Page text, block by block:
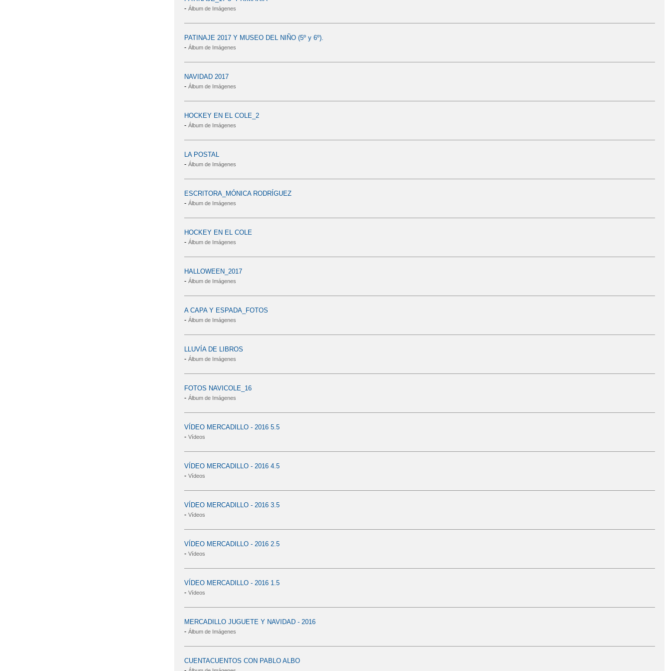
- Álbum de Imágenes
PATINAJE 2017 Y MUSEO DEL NIÑO (5º y 6º).
- Álbum de Imágenes
NAVIDAD 2017
- Álbum de Imágenes
HOCKEY EN EL COLE_2
- Álbum de Imágenes
LA POSTAL
- Álbum de Imágenes
ESCRITORA_MÓNICA RODRÍGUEZ
- Álbum de Imágenes
HOCKEY EN EL COLE
- Álbum de Imágenes
HALLOWEEN_2017
- Álbum de Imágenes
A CAPA Y ESPADA_FOTOS
- Álbum de Imágenes
LLUVÍA DE LIBROS
- Álbum de Imágenes
FOTOS NAVICOLE_16
- Álbum de Imágenes
VÍDEO MERCADILLO - 2016 5.5
- Vídeos
VÍDEO MERCADILLO - 2016 4.5
- Vídeos
VÍDEO MERCADILLO - 2016 3.5
- Vídeos
VÍDEO MERCADILLO - 2016 2.5
- Vídeos
VÍDEO MERCADILLO - 2016 1.5
- Vídeos
MERCADILLO JUGUETE Y NAVIDAD - 2016
- Álbum de Imágenes
CUENTACUENTOS CON PABLO ALBO